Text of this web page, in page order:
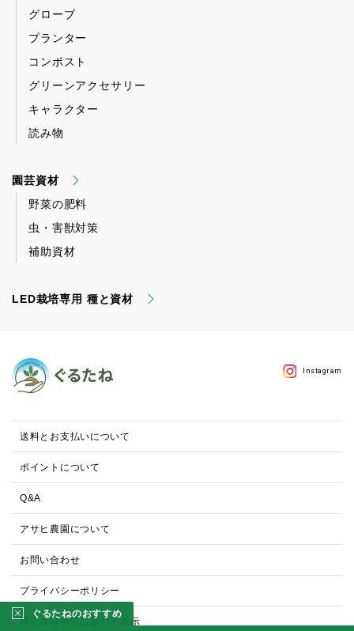
グローブ
プランター
コンポスト
グリーンアクセサリー
キャラクター
読み物
園芸資材
野菜の肥料
虫・害獣対策
補助資材
LED栽培専用 種と資材
Instagram
送料とお支払いについて
ポイントについて
Q&A
アサヒ農園について
お問い合わせ
プライバシーポリシー
特定商取引法に基づく表示
ぐるたねのおすすめ